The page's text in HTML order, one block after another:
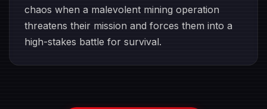
chaos when a malevolent mining operation
threatens their mission and forces them into a
high-stakes battle for survival.